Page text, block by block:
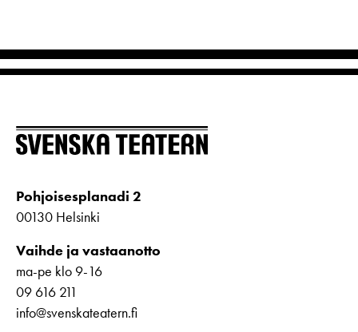
Pohjoisesplanadi 2
00130 Helsinki
Vaihde ja vastaanotto
ma-pe klo 9-16
09 616 211
info@svenskateatern.fi